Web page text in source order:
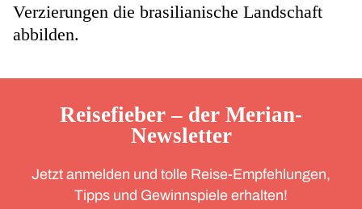
Verzierungen die brasilianische Landschaft
abbilden.
Reisefieber – der Merian-
Newsletter
Jetzt anmelden und tolle Reise-Empfehlungen,
Tipps und Gewinnspiele erhalten!